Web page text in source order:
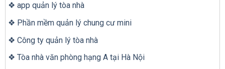
❖ app quản lý tòa nhà
❖ Phần mềm quản lý chung cư mini
❖ Công ty quản lý tòa nhà
❖ Tòa nhà văn phòng hạng A tại Hà Nội